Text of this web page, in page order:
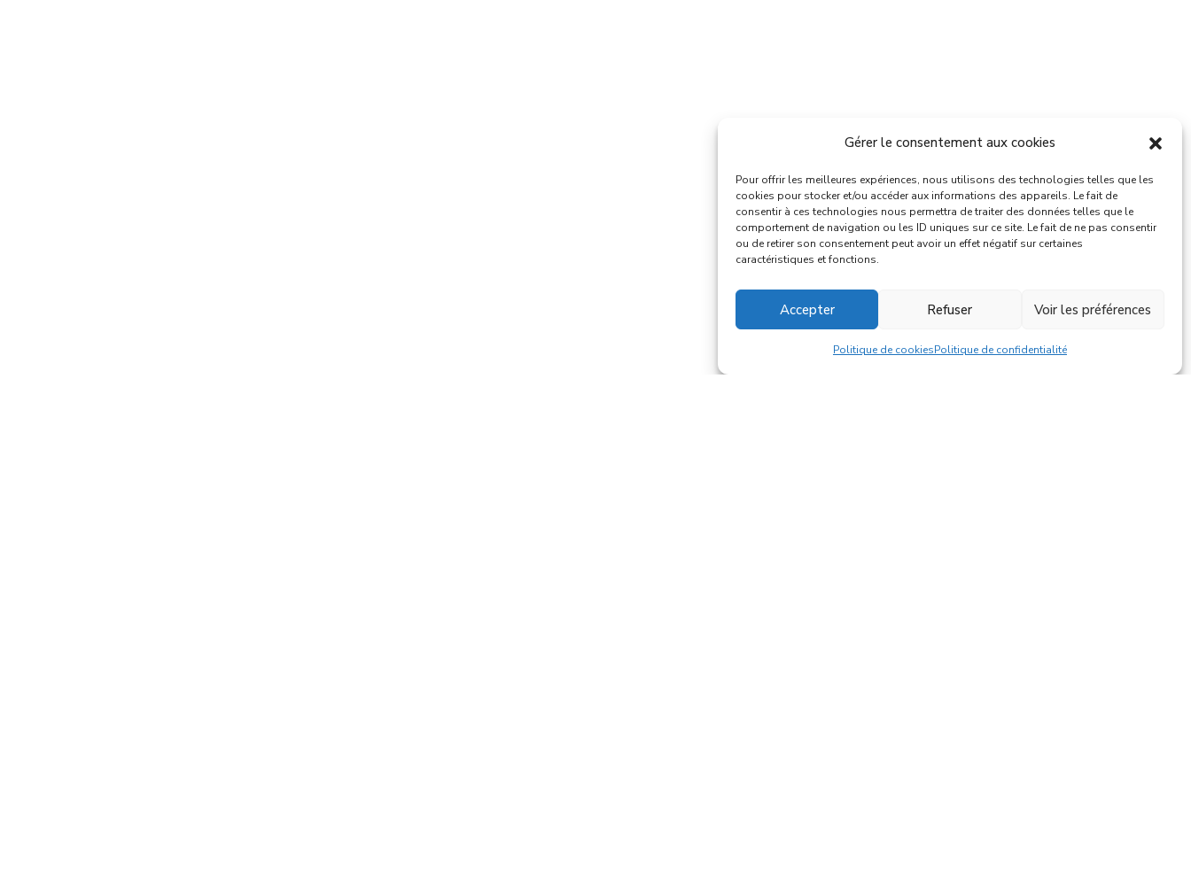
Gérer le consentement aux cookies
Pour offrir les meilleures expériences, nous utilisons des technologies telles que les
cookies pour stocker et/ou accéder aux informations des appareils. Le fait de
consentir à ces technologies nous permettra de traiter des données telles que le
comportement de navigation ou les ID uniques sur ce site. Le fait de ne pas consentir
ou de retirer son consentement peut avoir un effet négatif sur certaines
caractéristiques et fonctions.
Accepter Refuser Voir les préférences
Politique de cookiesPolitique de confidentialité